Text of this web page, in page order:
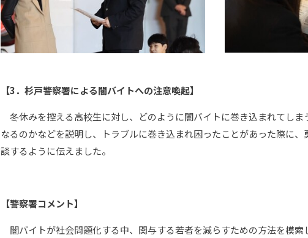
【3．杉戸警察署による闇バイトへの注意喚起】
冬休みを控える高校生に対し、どのように闇バイトに巻き込まれてしま
なるのかなどを説明し、トラブルに巻き込まれ困ったことがあった際に
談するように伝えました。
【警察署コメント】
闇バイトが社会問題化する中、関与する若者を減らすための方法を模索